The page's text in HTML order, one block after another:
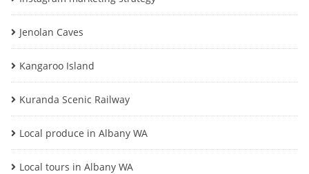
Jenolan Caves
Kangaroo Island
Kuranda Scenic Railway
Local produce in Albany WA
Local tours in Albany WA